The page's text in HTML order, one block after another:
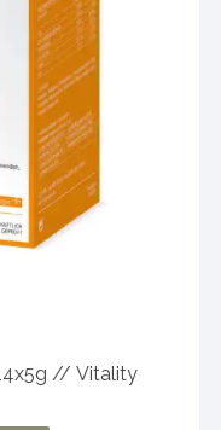
// Vitality